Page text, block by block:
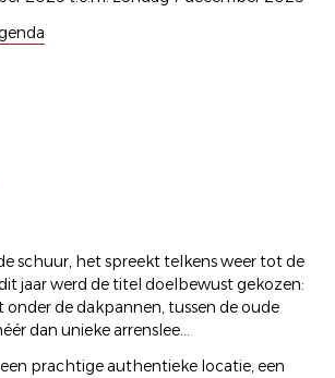
schuur, het spreekt telkens weer tot de
jaar werd de titel doelbewust gekozen:
onder de dakpannen, tussen de oude
dan unieke arrenslee...
prachtige authentieke locatie, een